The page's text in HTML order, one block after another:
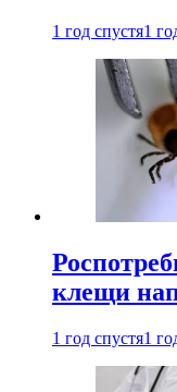
1 год спустя1
клещи
1 год спустя1